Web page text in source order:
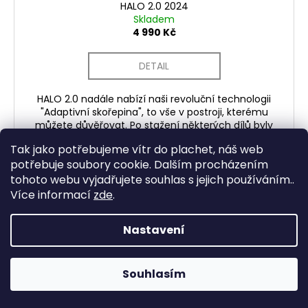
Tak jako potřebujeme vítr do plachet, náš web
potřebuje soubory cookie. Dalším procházením
tohoto webu vyjadřujete souhlas s jejich používáním..
Více informací zde.
Nastavení
Souhlasím
HALO 2.0 2024
Skladem
4 990 Kč
DETAIL
HALO 2.0 nadále nabízí naši revoluční technologii
"Adaptivní skořepina", to vše v postroji, kterému
můžete důvěřovat. Po stažení některých dílů byly
ZOBRAZIT VŠECHNY SOUVISEJÍCÍ PRODUKTY
á